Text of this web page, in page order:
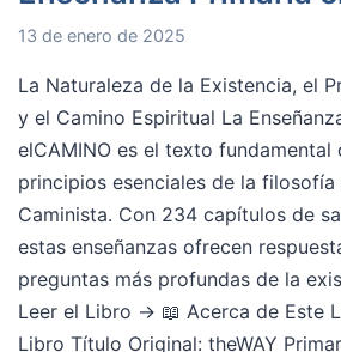
13 de enero de 2025
La Naturaleza de la Existencia, el
y el Camino Espiritual La
elCAMINO es el texto fundamental
principios esenciales de la filosofía
Caminista. Con 234 capítulos de
estas enseñanzas ofrecen
preguntas más profundas de la
Leer el Libro → 📖 Acerca de Este
Libro Título Original: theWAY